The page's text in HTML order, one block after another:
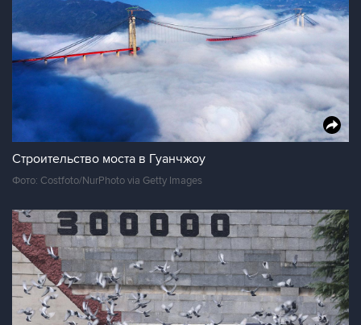
Строительство моста в Гуанчжоу
Фото: Costfoto/NurPhoto via Getty Images